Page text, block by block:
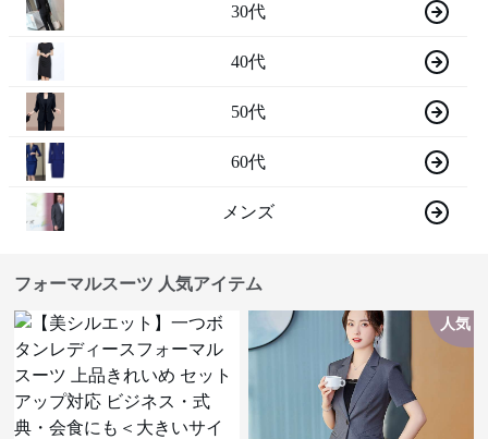
30代
40代
50代
60代
メンズ
フォーマルスーツ 人気アイテム
人気